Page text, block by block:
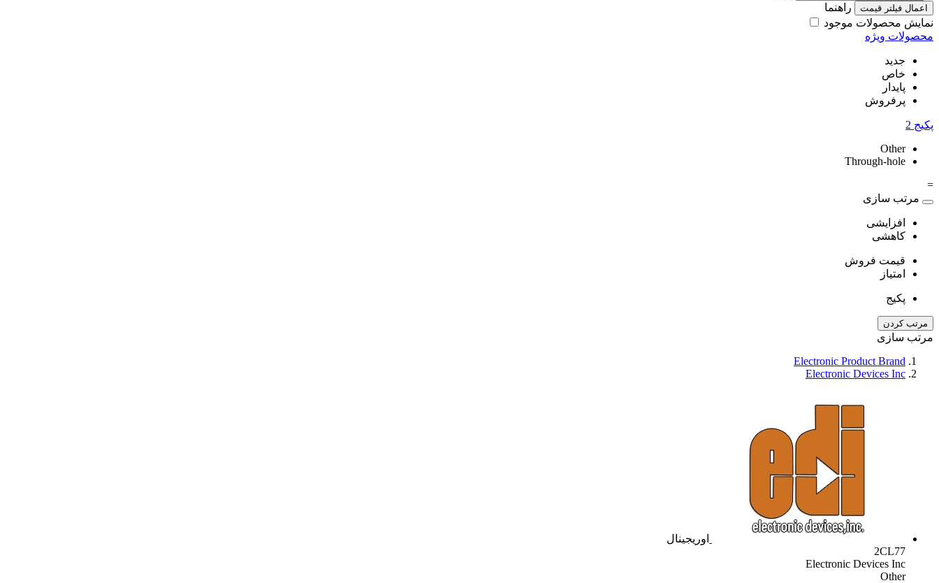
اعمال فیلتر قیمت
راهنما
نمایش محصولات موجود
محصولات ویژه
جدید
خاص
پایدار
پرفروش
پکیج 2
Other
Through-hole
=
مرتب سازی
افزایشی
کاهشی
قیمت فروش
امتیاز
پکیج
مرتب کردن
مرتب سازی
Electronic Product Brand
Electronic Devices Inc
اوریجینال
2CL77
Electronic Devices Inc
Other